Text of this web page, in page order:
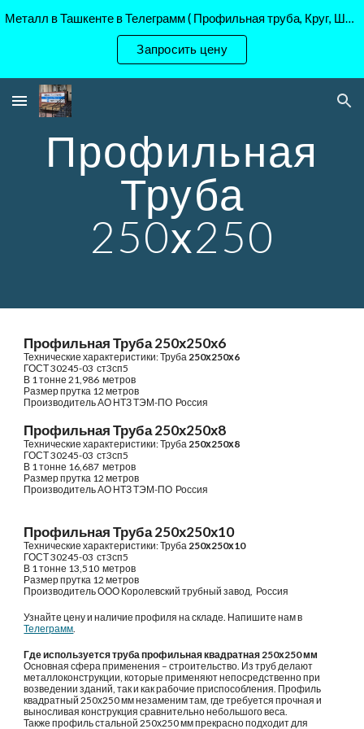
Skip to navigation
Металл в Ташкенте в Телеграмм ( Профильная труба, Круг, Шестигранник Ст45, 40Х, )
Запросить цену
Профильная
Труба
250х250
Профильная Труба 250х250х6
Технические характеристики: Труба250х250х6
ГОСТ 30245-03 ст3сп5
В 1 тонне 21,986 метров
Размер прутка 12 метров
ПроизводительАО НТЗ ТЭМ-ПО Россия
Профильная Труба 250х250х8
Технические характеристики: Труба250х250х8
ГОСТ 30245-03 ст3сп5
В 1 тонне 16,687 метров
Размер прутка 12 метров
ПроизводительАО НТЗ ТЭМ-ПО Россия
Профильная Труба 250х250х10
Технические характеристики: Труба250х250х10
ГОСТ 30245-03 ст3сп5
В 1 тонне 13,510 метров
Размер прутка 12 метров
ПроизводительООО Королевский трубный завод, Россия
Узнайте цену и наличие профиля на складе. Напишите нам в
Телеграмм.
Где используется труба профильная квадратная 250х250 мм
Основная сфера применения – строительство. Из труб делают
металлоконструкции, которые применяют непосредственно при
возведении зданий, так и как рабочие приспособления. Профиль
квадратный 250х250 мм незаменим там, где требуется прочная и
выносливая конструкция сравнительно небольшого веса.
Также профиль стальной 250х250 мм прекрасно подходит для